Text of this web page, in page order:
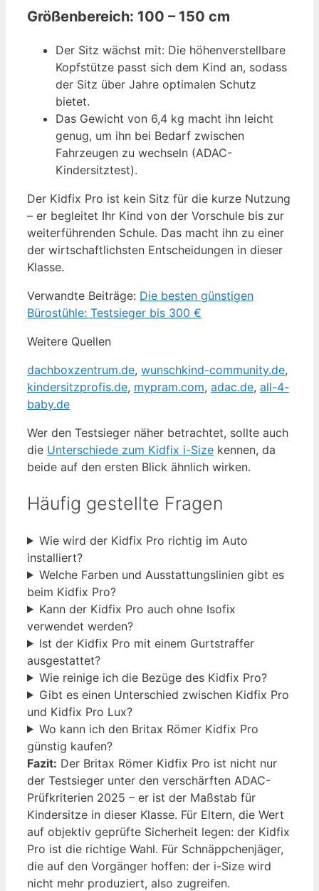
Größenbereich: 100 – 150 cm
Der Sitz wächst mit: Die höhenverstellbare
Kopfstütze passt sich dem Kind an, sodass
der Sitz über Jahre optimalen Schutz
bietet.
Das Gewicht von 6,4 kg macht ihn leicht
genug, um ihn bei Bedarf zwischen
Fahrzeugen zu wechseln (ADAC-
Kindersitztest).
Der Kidfix Pro ist kein Sitz für die kurze Nutzung
– er begleitet Ihr Kind von der Vorschule bis zur
weiterführenden Schule. Das macht ihn zu einer
der wirtschaftlichsten Entscheidungen in dieser
Klasse.
Verwandte Beiträge: Die besten günstigen
Bürostühle: Testsieger bis 300 €
Weitere Quellen
dachboxzentrum.de, wunschkind-community.de,
kindersitzprofis.de, mypram.com, adac.de, all-4-
baby.de
Wer den Testsieger näher betrachtet, sollte auch
die Unterschiede zum Kidfix i-Size kennen, da
beide auf den ersten Blick ähnlich wirken.
Häufig gestellte Fragen
Wie wird der Kidfix Pro richtig im Auto
installiert?
Welche Farben und Ausstattungslinien gibt es
beim Kidfix Pro?
Kann der Kidfix Pro auch ohne Isofix
verwendet werden?
Ist der Kidfix Pro mit einem Gurtstraffer
ausgestattet?
Wie reinige ich die Bezüge des Kidfix Pro?
Gibt es einen Unterschied zwischen Kidfix Pro
und Kidfix Pro Lux?
Wo kann ich den Britax Römer Kidfix Pro
günstig kaufen?
Fazit: Der Britax Römer Kidfix Pro ist nicht nur
der Testsieger unter den verschärften ADAC-
Prüfkriterien 2025 – er ist der Maßstab für
Kindersitze in dieser Klasse. Für Eltern, die Wert
auf objektiv geprüfte Sicherheit legen: der Kidfix
Pro ist die richtige Wahl. Für Schnäppchenjäger,
die auf den Vorgänger hoffen: der i-Size wird
nicht mehr produziert, also zugreifen.